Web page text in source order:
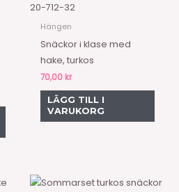
20-712-32
Hängen
Snäckor i klase med
hake, turkos
70,00 kr
LÄGG TILL I
VARUKORG